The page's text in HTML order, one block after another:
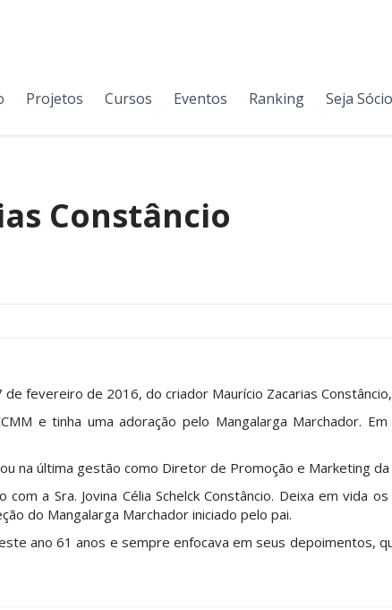
Projetos Cursos Eventos Ranking Seja Sócio
Constâncio
de fevereiro de 2016, do criador Maurício Zacarias
e tinha uma adoração pelo Mangalarga Marchador.
na última gestão como Diretor de Promoção e Marketing da
com a Sra. Jovina Célia Schelck Constâncio. Deixa em vida
do Mangalarga Marchador iniciado pelo pai.
ano 61 anos e sempre enfocava em seus depoimentos,